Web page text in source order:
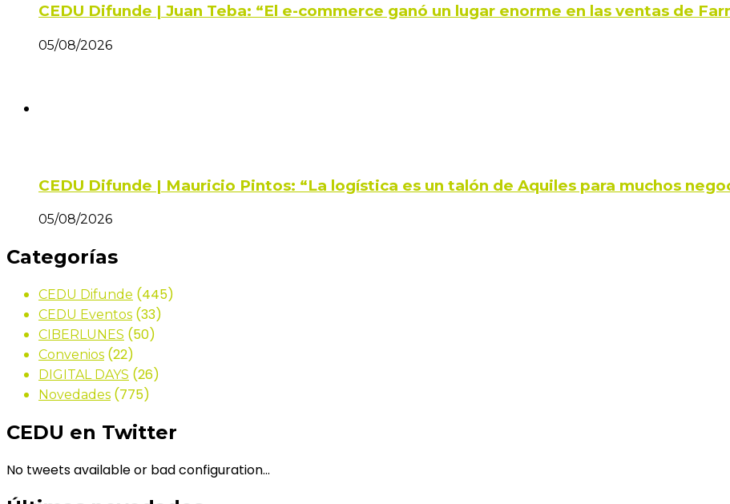
CEDU Difunde | Juan Teba: “El e-commerce ganó un lugar enorme en las ventas de
05/08/2026
CEDU Difunde | Mauricio Pintos: “La logística es un talón de Aquiles para muchos
05/08/2026
Categorías
CEDU Difunde (445)
CEDU Eventos (33)
CIBERLUNES (50)
Convenios (22)
DIGITAL DAYS (26)
Novedades (775)
CEDU en Twitter
No tweets available or bad configuration...